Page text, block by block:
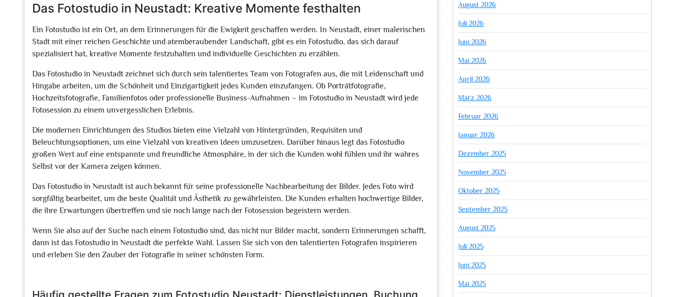
Das Fotostudio in Neustadt: Kreative Momente festhalten
Ein Fotostudio ist ein Ort, an dem Erinnerungen für die Ewigkeit geschaffen werden. In Neustadt, einer malerischen
Stadt mit einer reichen Geschichte und atemberaubender Landschaft, gibt es ein Fotostudio, das sich darauf
spezialisiert hat, kreative Momente festzuhalten und individuelle Geschichten zu erzählen.
Das Fotostudio in Neustadt zeichnet sich durch sein talentiertes Team von Fotografen aus, die mit Leidenschaft und
Hingabe arbeiten, um die Schönheit und Einzigartigkeit jedes Kunden einzufangen. Ob Porträtfotografie,
Hochzeitsfotografie, Familienfotos oder professionelle Business-Aufnahmen – im Fotostudio in Neustadt wird jede
Fotosession zu einem unvergesslichen Erlebnis.
Die modernen Einrichtungen des Studios bieten eine Vielzahl von Hintergründen, Requisiten und
Beleuchtungsoptionen, um eine Vielzahl von kreativen Ideen umzusetzen. Darüber hinaus legt das Fotostudio
großen Wert auf eine entspannte und freundliche Atmosphäre, in der sich die Kunden wohl fühlen und ihr wahres
Selbst vor der Kamera zeigen können.
Das Fotostudio in Neustadt ist auch bekannt für seine professionelle Nachbearbeitung der Bilder. Jedes Foto wird
sorgfältig bearbeitet, um die beste Qualität und Ästhetik zu gewährleisten. Die Kunden erhalten hochwertige Bilder,
die ihre Erwartungen übertreffen und sie noch lange nach der Fotosession begeistern werden.
Wenn Sie also auf der Suche nach einem Fotostudio sind, das nicht nur Bilder macht, sondern Erinnerungen schafft,
dann ist das Fotostudio in Neustadt die perfekte Wahl. Lassen Sie sich von den talentierten Fotografen inspirieren
und erleben Sie den Zauber der Fotografie in seiner schönsten Form.
August 2026
Juli 2026
Juni 2026
Mai 2026
April 2026
März 2026
Februar 2026
Januar 2026
Dezember 2025
November 2025
Oktober 2025
September 2025
August 2025
Juli 2025
Juni 2025
Mai 2025